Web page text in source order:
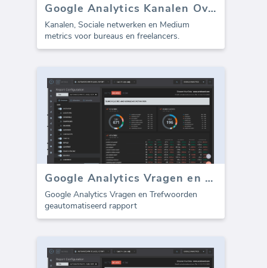
Google Analytics Kanalen Overzicht (rapport)
Kanalen, Sociale netwerken en Medium
metrics voor bureaus en freelancers.
Google Analytics Vragen en Trefwoorden (rapport)
Google Analytics Vragen en Trefwoorden
geautomatiseerd rapport